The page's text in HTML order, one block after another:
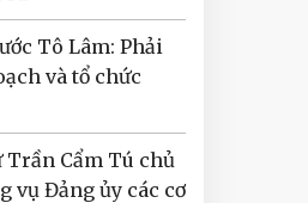
Tô Lâm: Phải
và tổ chức
Cẩm Tú chủ
vụ Đảng ủy các cơ